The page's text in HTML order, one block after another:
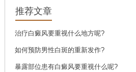
问诊
推荐文章
治疗白癜风要重视什么地方呢?
如何预防男性白斑的重新发作?
暴露部位患有白癜风要重视什么呢?